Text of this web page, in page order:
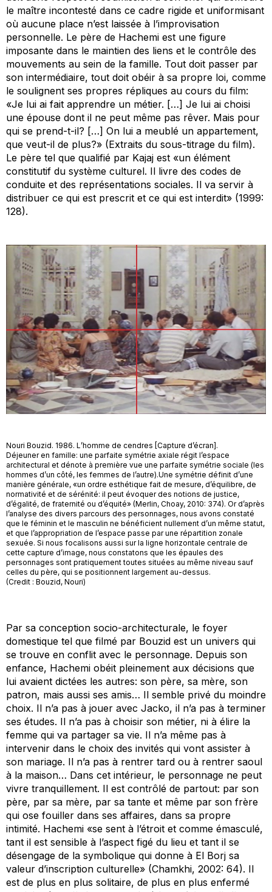
le maître incontesté dans ce cadre rigide et uniformisant
où aucune place n’est laissée à l’improvisation
personnelle. Le père de Hachemi est une figure
imposante dans le maintien des liens et le contrôle des
mouvements au sein de la famille. Tout doit passer par
son intermédiaire, tout doit obéir à sa propre loi, comme
le soulignent ses propres répliques au cours du film:
«Je lui ai fait apprendre un métier. […] Je lui ai choisi
une épouse dont il ne peut même pas rêver. Mais pour
qui se prend-t-il? […] On lui a meublé un appartement,
que veut-il de plus?» (Extraits du sous-titrage du film).
Le père tel que qualifié par Kajaj est «un élément
constitutif du système culturel. Il livre des codes de
conduite et des représentations sociales. Il va servir à
distribuer ce qui est prescrit et ce qui est interdit» (1999:
128).
Nouri Bouzid. 1986. L’homme de cendres [Capture d’écran].
Déjeuner en famille: une parfaite symétrie axiale régit l’espace
architectural et dénote à première vue une parfaite symétrie sociale (les
hommes d’un côté, les femmes de l’autre).Une symétrie définit d’une
manière générale, «un ordre esthétique fait de mesure, d’équilibre, de
normativité et de sérénité: il peut évoquer des notions de justice,
d’égalité, de fraternité ou d’équité» (Merlin, Choay, 2010: 374). Or d’après
l’analyse des divers parcours des personnages, nous avons constaté
que le féminin et le masculin ne bénéficient nullement d’un même statut,
et que l’appropriation de l’espace passe par une répartition zonale
sexuée. Si nous focalisons aussi sur la ligne horizontale centrale de
cette capture d’image, nous constatons que les épaules des
personnages sont pratiquement toutes situées au même niveau sauf
celles du père, qui se positionnent largement au-dessus.
(Credit : Bouzid, Nouri)
Par sa conception socio-architecturale, le foyer
domestique tel que filmé par Bouzid est un univers qui
se trouve en conflit avec le personnage. Depuis son
enfance, Hachemi obéit pleinement aux décisions que
lui avaient dictées les autres: son père, sa mère, son
patron, mais aussi ses amis… Il semble privé du moindre
choix. Il n’a pas à jouer avec Jacko, il n’a pas à terminer
ses études. Il n’a pas à choisir son métier, ni à élire la
femme qui va partager sa vie. Il n’a même pas à
intervenir dans le choix des invités qui vont assister à
son mariage. Il n’a pas à rentrer tard ou à rentrer saoul
à la maison… Dans cet intérieur, le personnage ne peut
vivre tranquillement. Il est contrôlé de partout: par son
père, par sa mère, par sa tante et même par son frère
qui ose fouiller dans ses affaires, dans sa propre
intimité. Hachemi «se sent à l’étroit et comme émasculé,
tant il est sensible à l’aspect figé du lieu et tant il se
désengage de la symbolique qui donne à El Borj sa
valeur d’inscription culturelle» (Chamkhi, 2002: 64). Il
est de plus en plus solitaire, de plus en plus enfermé